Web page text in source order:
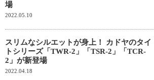
場
2022.05.10
スリムなシルエットが身上！ カドヤのタイ
トシリーズ「TWR-2」「TSR-2」「TCR-
2」が新登場
2022.04.18